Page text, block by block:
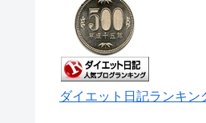
ダイエット日記ランキン